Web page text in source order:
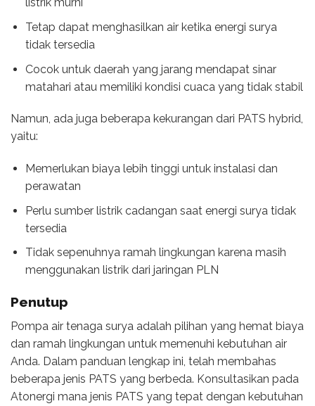
listrik murni
Tetap dapat menghasilkan air ketika energi surya
tidak tersedia
Cocok untuk daerah yang jarang mendapat sinar
matahari atau memiliki kondisi cuaca yang tidak stabil
Namun, ada juga beberapa kekurangan dari PATS hybrid,
yaitu:
Memerlukan biaya lebih tinggi untuk instalasi dan
perawatan
Perlu sumber listrik cadangan saat energi surya tidak
tersedia
Tidak sepenuhnya ramah lingkungan karena masih
menggunakan listrik dari jaringan PLN
Penutup
Pompa air tenaga surya adalah pilihan yang hemat biaya
dan ramah lingkungan untuk memenuhi kebutuhan air
Anda. Dalam panduan lengkap ini, telah membahas
beberapa jenis PATS yang berbeda. Konsultasikan pada
Atonergi mana jenis PATS yang tepat dengan kebutuhan